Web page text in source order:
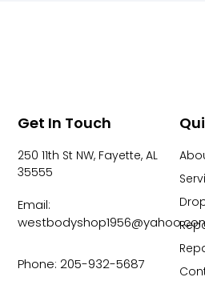
Get In Touch
250 11th St NW, Fayette, AL
35555
Email:
Phone: 205-932-5687